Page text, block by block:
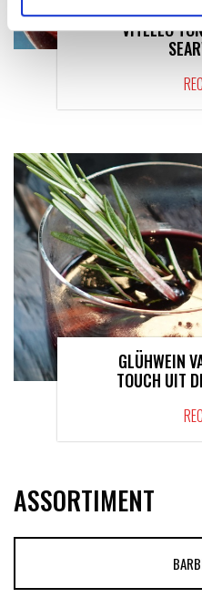
VITELLO
GLÜHWEIN
TOUCH UIT
ASSORTIMENT